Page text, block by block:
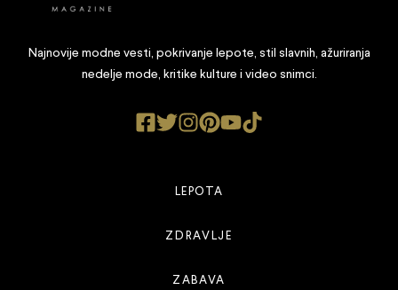
Najnovije modne vesti, pokrivanje lepote, stil slavnih, ažuriranja
nedelje mode, kritike kulture i video snimci.
LEPOTA
ZDRAVLJE
ZABAVA